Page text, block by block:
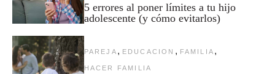
5 errores al poner límites a tu hijo
adolescente (y cómo evitarlos)
PAREJA , EDUCACION , FAMILIA ,
HACER FAMILIA